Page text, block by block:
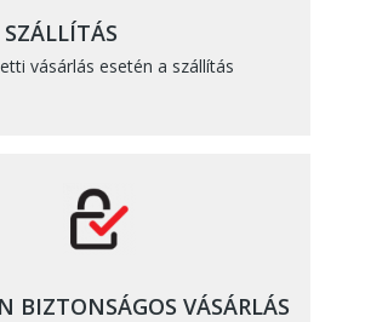
vásárlás esetén a szállítás
BIZTONSÁGOS VÁSÁRLÁS